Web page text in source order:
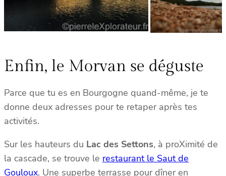
Enfin, le Morvan se déguste
Parce que tu es en Bourgogne quand-même, je te
donne deux adresses pour te retaper après tes
activités.
Sur les hauteurs du Lac des Settons, à proXimité de
la cascade, se trouve le restaurant le Saut de
Gouloux. Une superbe terrasse pour dîner en